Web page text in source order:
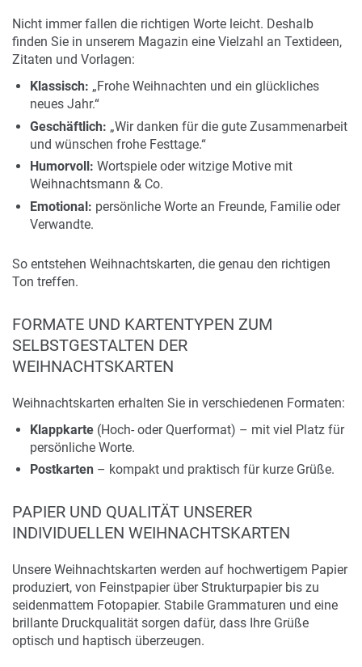
Nicht immer fallen die richtigen Worte leicht. Deshalb
finden Sie in unserem Magazin eine Vielzahl an Textideen,
Zitaten und Vorlagen:
Klassisch: „Frohe Weihnachten und ein glückliches
neues Jahr.“
Geschäftlich: „Wir danken für die gute Zusammenarbeit
und wünschen frohe Festtage.“
Humorvoll: Wortspiele oder witzige Motive mit
Weihnachtsmann & Co.
Emotional: persönliche Worte an Freunde, Familie oder
Verwandte.
So entstehen Weihnachtskarten, die genau den richtigen
Ton treffen.
FORMATE UND KARTENTYPEN ZUM
SELBSTGESTALTEN DER
WEIHNACHTSKARTEN
Weihnachtskarten erhalten Sie in verschiedenen Formaten:
Klappkarte (Hoch- oder Querformat) – mit viel Platz für
persönliche Worte.
Postkarten – kompakt und praktisch für kurze Grüße.
PAPIER UND QUALITÄT UNSERER
INDIVIDUELLEN WEIHNACHTSKARTEN
Unsere Weihnachtskarten werden auf hochwertigem Papier
produziert, von Feinstpapier über Strukturpapier bis zu
seidenmattem Fotopapier. Stabile Grammaturen und eine
brillante Druckqualität sorgen dafür, dass Ihre Grüße
optisch und haptisch überzeugen.